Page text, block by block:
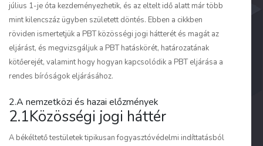
július 1-je óta kezdeményezhetik, és az eltelt idő alatt már több
mint kilencszáz ügyben született döntés. Ebben a cikkben
röviden ismertetjük a PBT közösségi jogi hátterét és magát az
eljárást, és megvizsgáljuk a PBT hatáskörét, határozatának
kötőerejét, valamint hogy hogyan kapcsolódik a PBT eljárása a
rendes bíróságok eljárásához.
2.A nemzetközi és hazai előzmények
2.1Közösségi jogi háttér
A békéltető testületek tipikusan fogyasztóvédelmi indíttatásból